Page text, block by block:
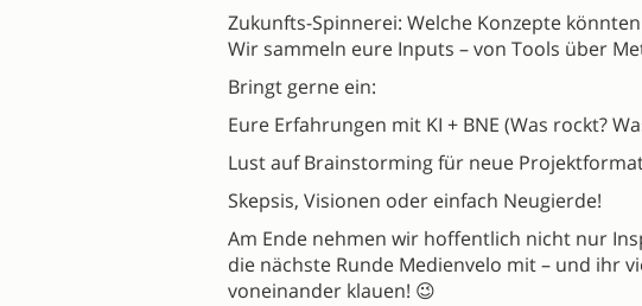
Zukunfts-Spinnerei: Welche Konzepte
Wir sammeln eure Inputs – von Tools über
Bringt gerne ein:
Eure Erfahrungen mit KI + BNE (Was rockt?
Lust auf Brainstorming für neue
Skepsis, Visionen oder einfach Neugierde!
Am Ende nehmen wir hoffentlich nicht nur
die nächste Runde Medienvelo mit – und ihr
voneinander klauen! 😉